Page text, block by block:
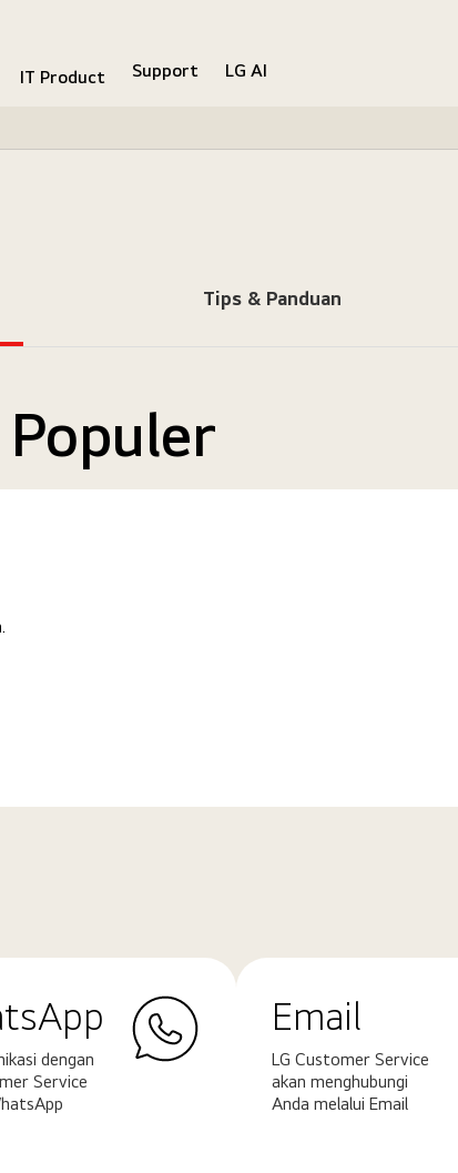
IT Product Support
LG AI
Tips & Panduan
dengan
Service
Email
LG Customer Service
akan menghubungi
Anda melalui Email